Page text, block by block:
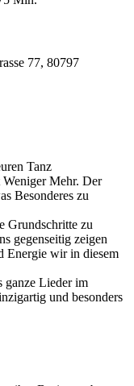
77, 80797
Tanz
Mehr. Der
Besonderes zu
Grundschritte zu
gegenseitig zeigen
Energie wir in diesem
ganze Lieder im
und besonders